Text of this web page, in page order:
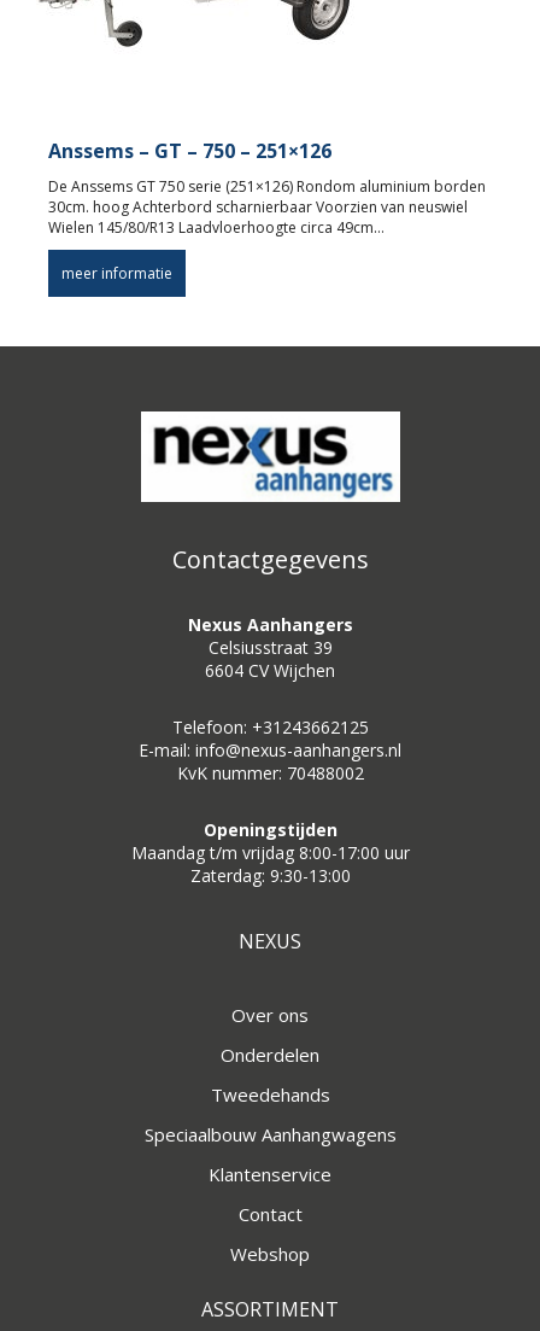
Anssems – GT – 750 – 251×126
De Anssems GT 750 serie (251×126) Rondom aluminium borden
30cm. hoog Achterbord scharnierbaar Voorzien van neuswiel
Wielen 145/80/R13 Laadvloerhoogte circa 49cm…
meer informatie
Contactgegevens
Nexus Aanhangers
Celsiusstraat 39
6604 CV Wijchen
Telefoon: +31243662125
E-mail: info@nexus-aanhangers.nl
KvK nummer: 70488002
Openingstijden
Maandag t/m vrijdag 8:00-17:00 uur
Zaterdag: 9:30-13:00
NEXUS
Over ons
Onderdelen
Tweedehands
Speciaalbouw Aanhangwagens
Klantenservice
Contact
Webshop
ASSORTIMENT